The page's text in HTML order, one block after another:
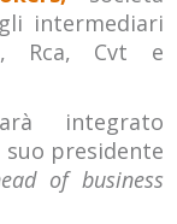
intermediari
Rca, Cvt e
integrato
presidente
of business